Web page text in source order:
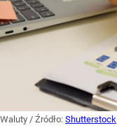
Waluty / Źródło: Shutterstock